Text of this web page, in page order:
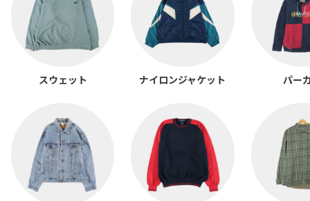
スウェット ナイロンジャケット パー